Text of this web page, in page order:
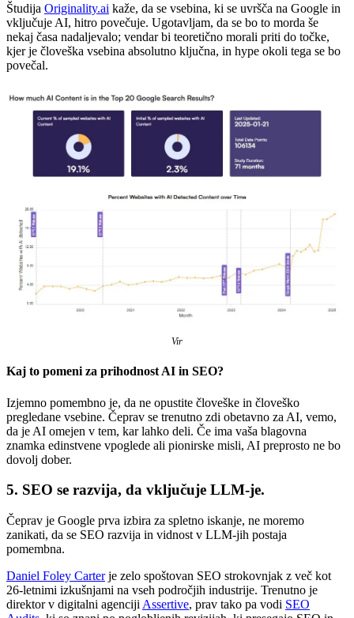
Študija Originality.ai kaže, da se vsebina, ki se uvršča na Google in
vključuje AI, hitro povečuje. Ugotavljam, da se bo to morda še
nekaj časa nadaljevalo; vendar bi teoretično morali priti do točke,
kjer je človeška vsebina absolutno ključna, in hype okoli tega se bo
povečal.
Vir
Kaj to pomeni za prihodnost AI in SEO?
Izjemno pomembno je, da ne opustite človeške in človeško
pregledane vsebine. Čeprav se trenutno zdi obetavno za AI, vemo,
da je AI omejen v tem, kar lahko deli. Če ima vaša blagovna
znamka edinstvene vpoglede ali pionirske misli, AI preprosto ne bo
dovolj dober.
5. SEO se razvija, da vključuje LLM-je.
Čeprav je Google prva izbira za spletno iskanje, ne moremo
zanikati, da se SEO razvija in vidnost v LLM-jih postaja
pomembna.
Daniel Foley Carterje zelo spoštovan SEO strokovnjak z več kot
26-letnimi izkušnjami na vseh področjih industrije. Trenutno je
direktor v digitalni agenciji Assertive, prav tako pa vodi SEO